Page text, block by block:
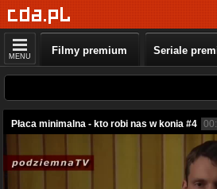
MENU Filmy premium Seriale
Płaca minimalna - kto robi nas w konia #4